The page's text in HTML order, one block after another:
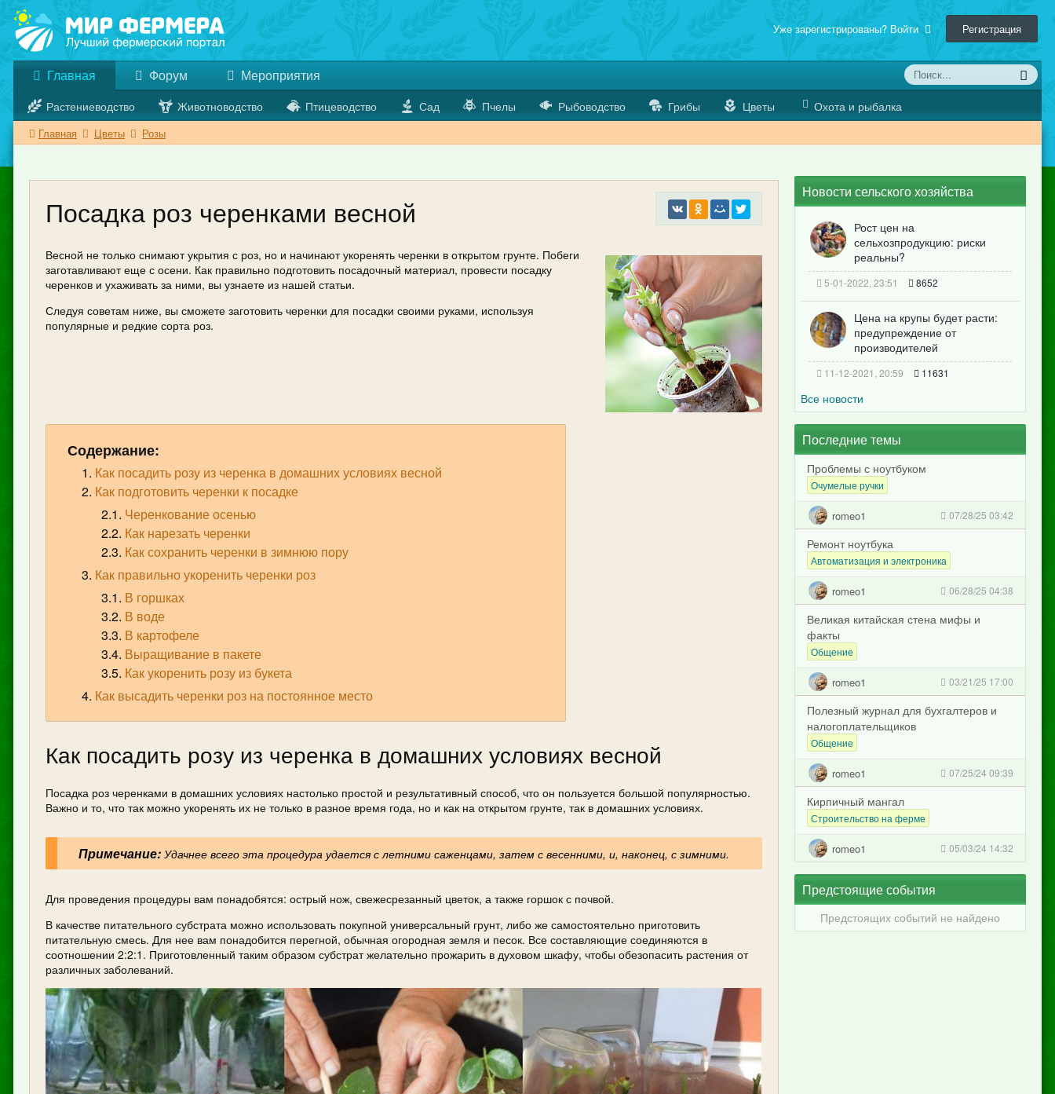
Уже зарегистрированы? Войти Регистрация
Главная
Растениеводство Животноводство Птицеводство Сад Пчелы Рыбоводство Грибы Цветы Охота и рыбалка
Форум Мероприятия
Главная Цветы Розы
Посадка роз черенками весной
Весной не только снимают укрытия с роз, но и начинают укоренять черенки в открытом грунте. Побеги
заготавливают еще с осени. Как правильно подготовить посадочный материал, провести посадку
черенков и ухаживать за ними, вы узнаете из нашей статьи.
Следуя советам ниже, вы сможете заготовить черенки для посадки своими руками, используя
популярные и редкие сорта роз.
Содержание:
Как посадить розу из черенка в домашних условиях весной
Как подготовить черенки к посадке
Черенкование осенью
Как нарезать черенки
Как сохранить черенки в зимнюю пору
Как правильно укоренить черенки роз
В горшках
В воде
В картофеле
Выращивание в пакете
Как укоренить розу из букета
Как высадить черенки роз на постоянное место
Как посадить розу из черенка в домашних условиях весной
Посадка роз черенками в домашних условиях настолько простой и результативный способ, что он пользуется большой популярностью.
Важно и то, что так можно укоренять их не только в разное время года, но и как на открытом грунте, так в домашних условиях.
Примечание: Удачнее всего эта процедура удается с летними саженцами, затем с весенними, и, наконец, с зимними.
Для проведения процедуры вам понадобятся: острый нож, свежесрезанный цветок, а также горшок с почвой.
В качестве питательного субстрата можно использовать покупной универсальный грунт, либо же самостоятельно приготовить
питательную смесь. Для нее вам понадобится перегной, обычная огородная земля и песок. Все составляющие соединяются в
соотношении 2:2:1. Приготовленный таким образом субстрат желательно прожарить в духовом шкафу, чтобы обезопасить растения от
различных заболеваний.
Новости сельского хозяйства
Рост цен на
сельхозпродукцию: риски
реальны?
5-01-2022, 23:51 8652
Цена на крупы будет расти:
предупреждение от
производителей
11-12-2021, 20:59 11631
Все новости
Последние темы
Проблемы с ноутбуком
Очумелые ручки
romeo1 07/28/25 03:42
Ремонт ноутбука
Автоматизация и электроника
romeo1 06/28/25 04:38
Великая китайская стена мифы и
факты
Общение
romeo1 03/21/25 17:00
Полезный журнал для бухгалтеров и
налогоплательщиков
Общение
romeo1 07/25/24 09:39
Кирпичный мангал
Строительство на ферме
romeo1 05/03/24 14:32
Предстоящие события
Предстоящих событий не найдено